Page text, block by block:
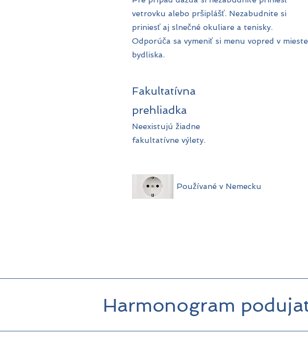
vetrovku alebo pršiplášť. Nezabudnite si
priniesť aj slnečné okuliare a tenisky.
Odporúča sa vymeniť si menu vopred v mieste
bydliska.
Fakultatívna
prehliadka
Neexistujú žiadne
fakultatívne výlety.
Používané v Nemecku
Harmonogram